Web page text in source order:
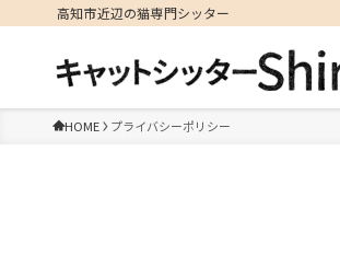
高知市近辺の猫専門シッター
HOME プライバシーポリシー